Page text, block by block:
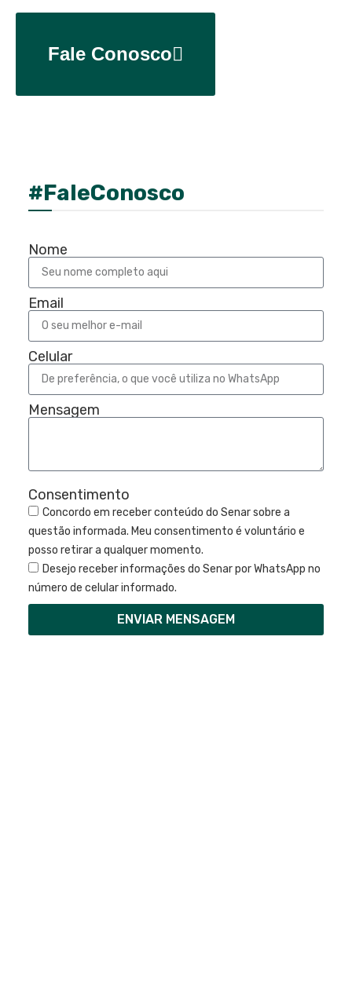
Fale Conosco
#FaleConosco
Nome
Email
Celular
Mensagem
Consentimento
Concordo em receber conteúdo do Senar sobre a
questão informada. Meu consentimento é voluntário e
posso retirar a qualquer momento.
Desejo receber informações do Senar por WhatsApp no
número de celular informado.
ENVIAR MENSAGEM